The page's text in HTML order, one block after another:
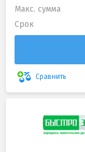
Макс. сумма
Срок
Сравнить